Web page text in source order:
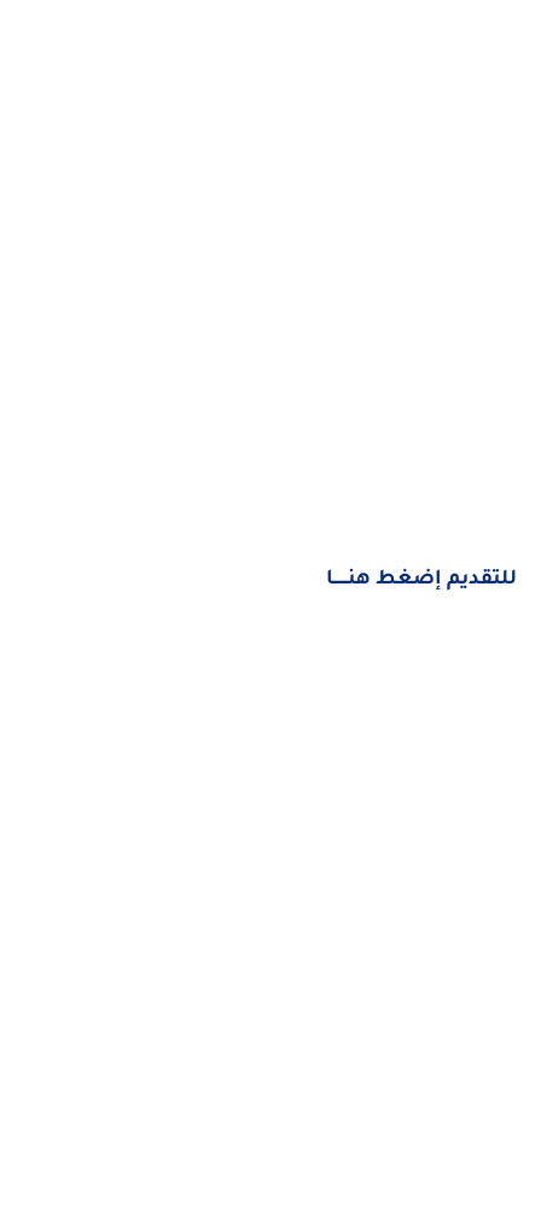
للتقديم إضغط هنــــــا